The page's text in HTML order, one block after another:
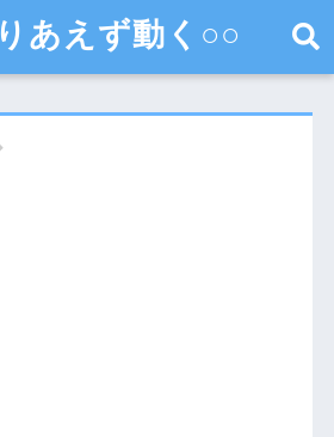
あえず動く○○